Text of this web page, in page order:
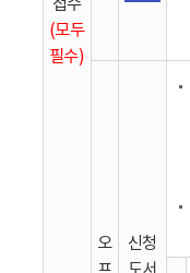
접수
(모두
필수)
오
신청